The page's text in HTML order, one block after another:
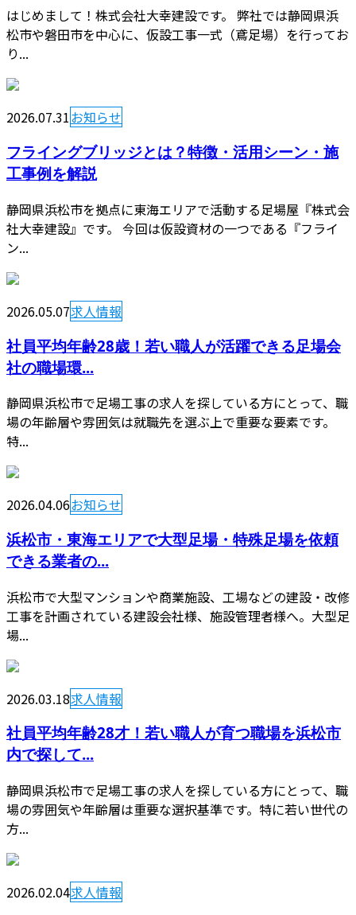
はじめまして！株式会社大幸建設です。 弊社では静岡県浜
松市や磐田市を中心に、仮設工事一式（鳶足場）を行ってお
り...
2026.07.31お知らせ
フライングブリッジとは？特徴・活用シーン・施
工事例を解説
静岡県浜松市を拠点に東海エリアで活動する足場屋『株式会
社大幸建設』です。 今回は仮設資材の一つである『フライ
ン...
2026.05.07求人情報
社員平均年齢28歳！若い職人が活躍できる足場会
社の職場環...
静岡県浜松市で足場工事の求人を探している方にとって、職
場の年齢層や雰囲気は就職先を選ぶ上で重要な要素です。
特...
2026.04.06お知らせ
浜松市・東海エリアで大型足場・特殊足場を依頼
できる業者の...
浜松市で大型マンションや商業施設、工場などの建設・改修
工事を計画されている建設会社様、施設管理者様へ。大型足
場...
2026.03.18求人情報
社員平均年齢28才！若い職人が育つ職場を浜松市
内で探して...
静岡県浜松市で足場工事の求人を探している方にとって、職
場の雰囲気や年齢層は重要な選択基準です。特に若い世代の
方...
2026.02.04求人情報